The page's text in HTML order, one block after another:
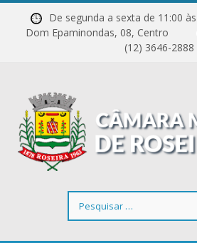
De segunda a sexta de
Dom Epaminondas, 08, Centro
(12) 3646-2888
por: